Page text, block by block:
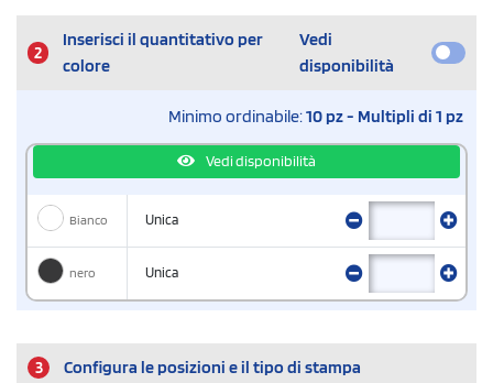
2
Inserisci il quantitativo per
colore
Vedi
disponibilità
Minimo ordinabile:10 pz - Multipli di 1 pz
Vedi disponibilità
Bianco Unica
nero Unica
3 Configura le posizioni e il tipo di stampa